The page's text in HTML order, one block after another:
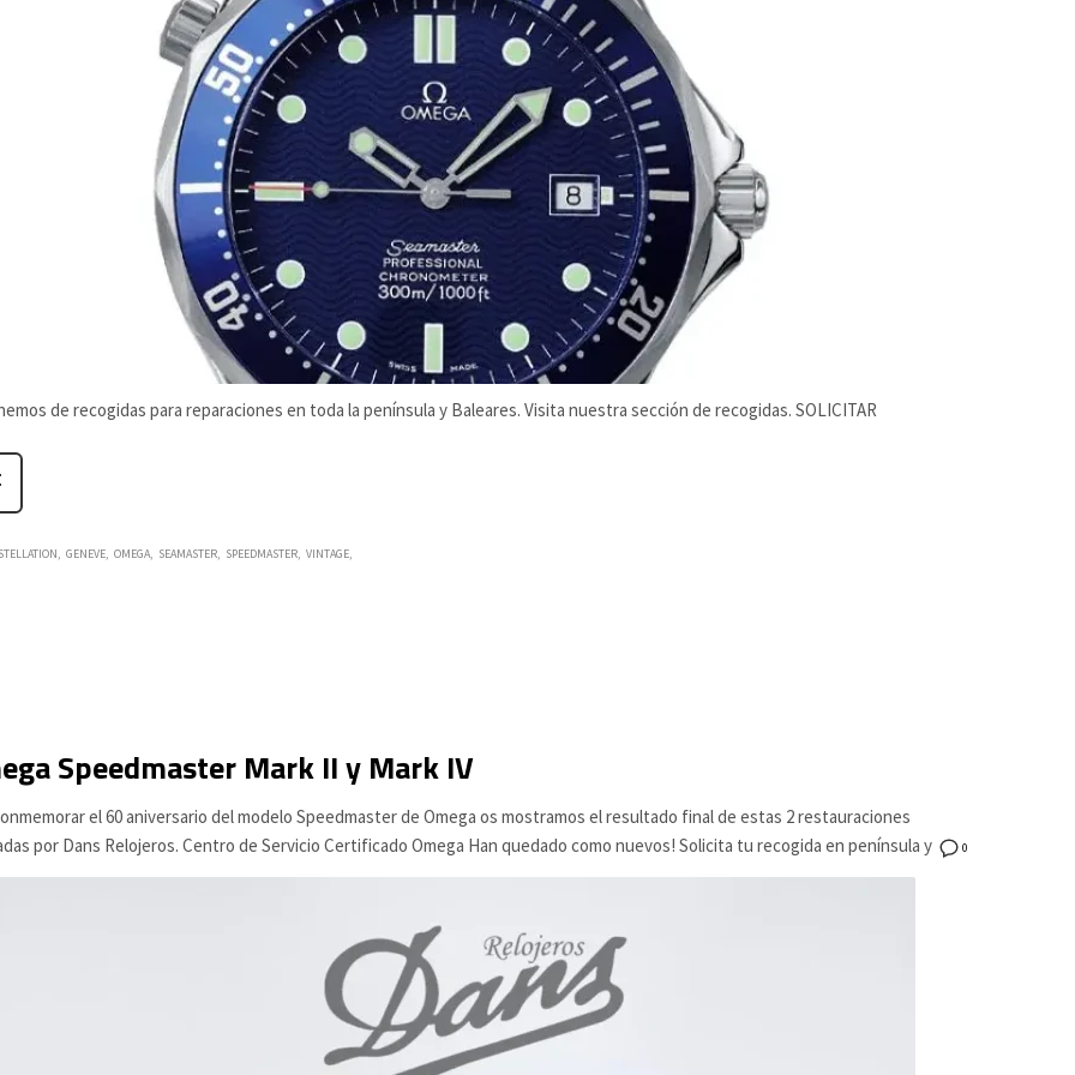
de recogidas para reparaciones en toda la península y Baleares. Visita nuestra sección de recogidas. SOLICITAR
GENEVE OMEGA SEAMASTER SPEEDMASTER VINTAGE
Speedmaster Mark II y Mark IV
0
el 60 aniversario del modelo Speedmaster de Omega os mostramos el resultado final de estas 2 restauraciones
por Dans Relojeros. Centro de Servicio Certificado Omega Han quedado como nuevos! Solicita tu recogida en península y